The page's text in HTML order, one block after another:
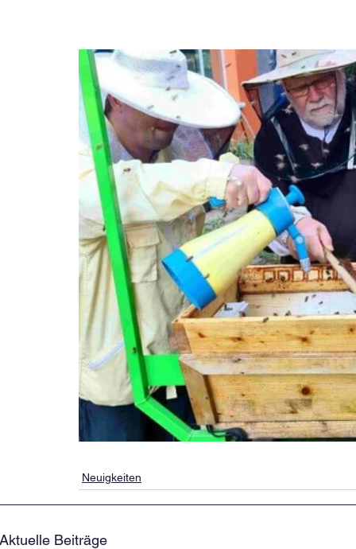
Neuigkeiten
Aktuelle Beiträge